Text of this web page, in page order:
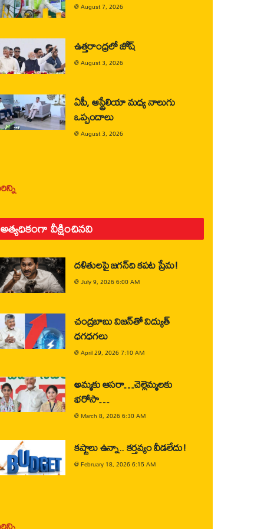
@August 7, 2026
ఉత్తరాంధ్రలో జోష్
@August 3, 2026
ఏపీ, ఆస్ట్రేలియా మధ్య నాలుగు
ఒప్పందాలు
@August 3, 2026
అత్యధికంగా వీక్షించినవి
దళితులపై జగన్‌ది కపట ప్రేమ!
@July 9, 2026 6:00 AM
చంద్రబాబు విజన్‌తో విద్యుత్
ధగధగలు
@April 29, 2026 7:10 AM
అమ్మకు ఆసరా…చెల్లెమ్మలకు
భరోసా…
@ March 8, 2026 6:30 AM
కష్టాలు ఉన్నా.. కర్తవ్యం వీడలేదు!
@February 18, 2026 6:15 AM